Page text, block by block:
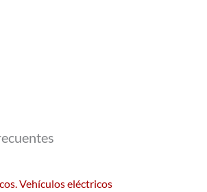
Vehículos eléctricos